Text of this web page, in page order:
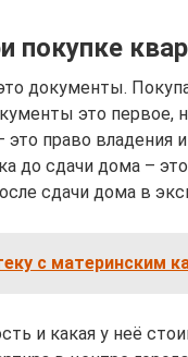
покупке
документы.
это первое,
право владения и
до сдачи дома –
сдачи дома в
с материнским
и какая у неё